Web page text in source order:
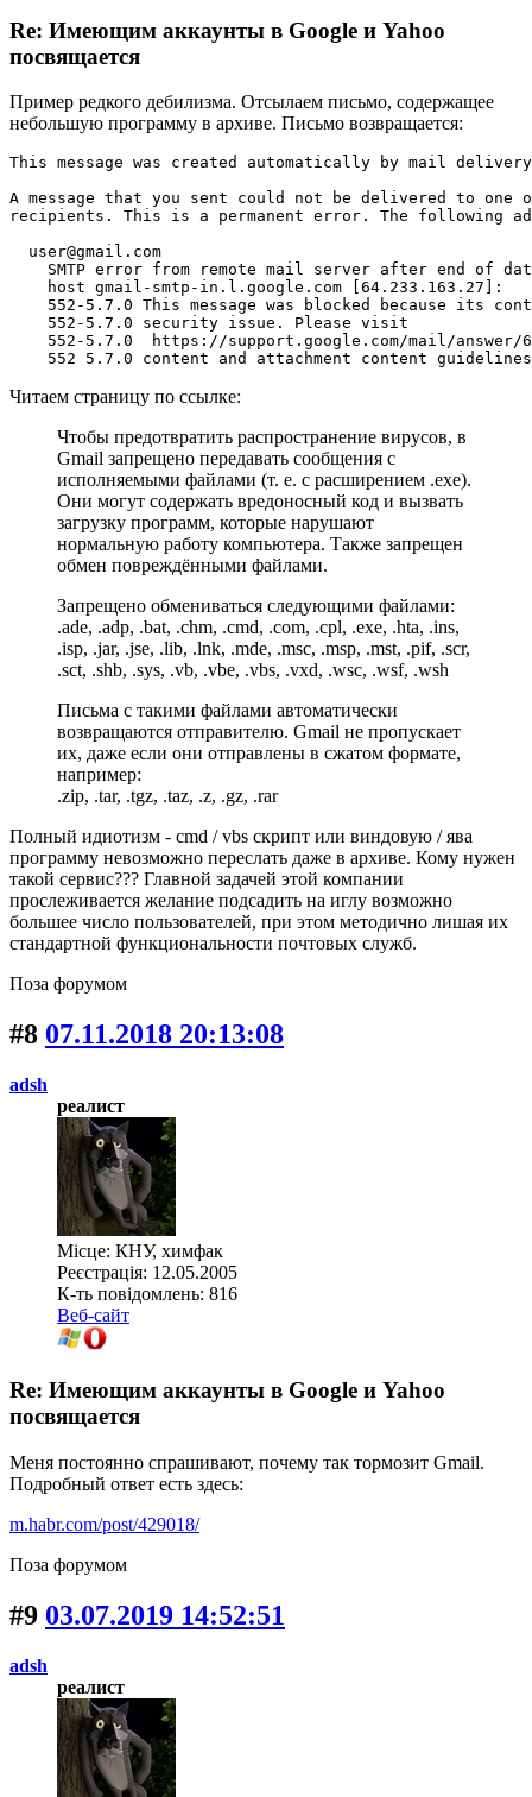
Re: Имеющим аккаунты в Google и Yahoo
посвящается
Пример редкого дебилизма. Отсылаем письмо, содержащее
небольшую программу в архиве. Письмо возвращается:
This message was created automatically by mail
A message that you sent could not be delivered to one
recipients. This is a permanent error. The following
  user@gmail.com
SMTP error from remote mail server after end of
    host gmail-smtp-in.l.google.com [64.233.163.27]:
552-5.7.0 This message was blocked because its
    552-5.7.0 security issue. Please visit
552-5.7.0  https://support.google.com/mail/answer/
552 5.7.0 content and attachment content
Читаем страницу по ссылке:
Чтобы предотвратить распространение вирусов, в
Gmail запрещено передавать сообщения с
исполняемыми файлами (т. е. c расширением .exe).
Они могут содержать вредоносный код и вызвать
загрузку программ, которые нарушают
нормальную работу компьютера. Также запрещен
обмен повреждёнными файлами.
Запрещено обмениваться следующими файлами:
.ade, .adp, .bat, .chm, .cmd, .com, .cpl, .exe, .hta, .ins,
.isp, .jar, .jse, .lib, .lnk, .mde, .msc, .msp, .mst, .pif, .scr,
.sct, .shb, .sys, .vb, .vbe, .vbs, .vxd, .wsc, .wsf, .wsh
Письма с такими файлами автоматически
возвращаются отправителю. Gmail не пропускает
их, даже если они отправлены в сжатом формате,
например:
.zip, .tar, .tgz, .taz, .z, .gz, .rar
Полный идиотизм - cmd / vbs скрипт или виндовую / ява
программу невозможно переслать даже в архиве. Кому нужен
такой сервис??? Главной задачей этой компании
прослеживается желание подсадить на иглу возможно
большее число пользователей, при этом методично лишая их
стандартной функциональности почтовых служб.
Поза форумом
#8 07.11.2018 20:13:08
adsh
реалист
Місце: КНУ, химфак
Реєстрація: 12.05.2005
К-ть повідомлень: 816
Веб-сайт
Re: Имеющим аккаунты в Google и Yahoo
посвящается
Меня постоянно спрашивают, почему так тормозит Gmail.
Подробный ответ есть здесь:
m.habr.com/post/429018/
Поза форумом
#9 03.07.2019 14:52:51
adsh
реалист